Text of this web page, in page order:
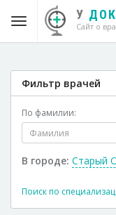
У
Сайт о
Фильтр врачей
По фамилии:
В городе: Старый
Поиск по